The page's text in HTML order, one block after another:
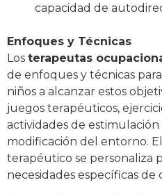
capacidad de
Enfoques y Técnicas
Los terapeutas
de enfoques y técnicas
niños a alcanzar estos
juegos terapéuticos,
actividades de estimulación
modificación del entorno.
terapéutico se personaliza
necesidades específicas de